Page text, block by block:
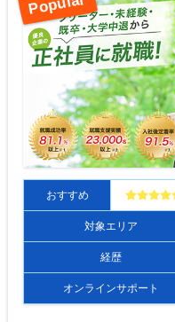
おすすめ
対象エリア
経歴
オンラインサポート